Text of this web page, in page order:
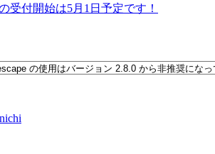
受付開始は5月1日予定です！